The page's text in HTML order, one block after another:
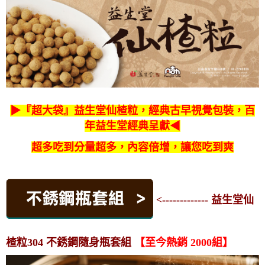
▶ 『超大袋』益生堂仙楂粒，經典古早視覺包裝，百
年益生堂經典呈獻◀
超多吃到分量超多，內容倍增，讓您吃到爽
<------------- 益生堂仙
楂粒304 不銹鋼隨身瓶套組 【至今熱銷 2000組】